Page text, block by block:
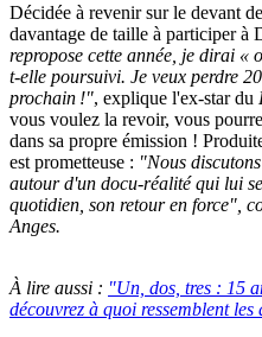
Décidée à revenir sur le devant
davantage de taille à participer à
repro­pose cette année, je dirai «
t-elle pour­suivi. Je veux perdre
prochain !", explique l'ex-star du
vous voulez la revoir, vous
dans sa propre émission !
est prometteuse : "Nous
autour d'un docu-réalité qui lui
quotidien, son retour en force" ,
Anges.
À lire aussi : "Un, dos, tres : 15
découvrez à quoi ressemblent